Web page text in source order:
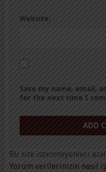
Website:
Save my name, email,
for the next time I
Bu site istenmeyenleri
Yorum verilerinizin nasıl